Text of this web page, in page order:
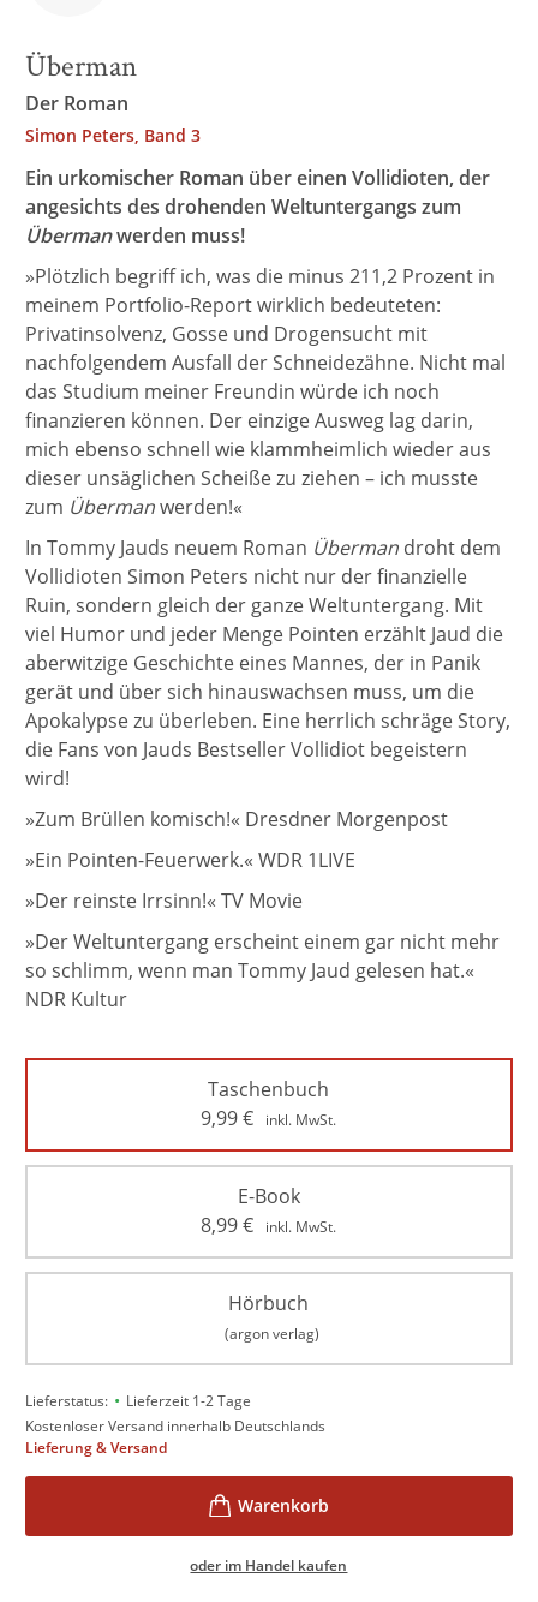
Überman
Der Roman
Simon Peters, Band 3
Ein urkomischer Roman über einen Vollidioten, der
angesichts des drohenden Weltuntergangs zum
Übermanwerden muss!
»Plötzlich begriff ich, was die minus 211,2 Prozent in
meinem Portfolio-Report wirklich bedeuteten:
Privatinsolvenz, Gosse und Drogensucht mit
nachfolgendem Ausfall der Schneidezähne. Nicht mal
das Studium meiner Freundin würde ich noch
finanzieren können. Der einzige Ausweg lag darin,
mich ebenso schnell wie klammheimlich wieder aus
dieser unsäglichen Scheiße zu ziehen – ich musste
zum Übermanwerden!«
In Tommy Jauds neuem Roman Übermandroht dem
Vollidioten Simon Peters nicht nur der finanzielle
Ruin, sondern gleich der ganze Weltuntergang. Mit
viel Humor und jeder Menge Pointen erzählt Jaud die
aberwitzige Geschichte eines Mannes, der in Panik
gerät und über sich hinauswachsen muss, um die
Apokalypse zu überleben. Eine herrlich schräge Story,
die Fans von Jauds Bestseller Vollidiot begeistern
wird!
»Zum Brüllen komisch!« Dresdner Morgenpost
»Ein Pointen-Feuerwerk.« WDR 1LIVE
»Der reinste Irrsinn!« TV Movie
»Der Weltuntergang erscheint einem gar nicht mehr
so schlimm, wenn man Tommy Jaud gelesen hat.«
NDR Kultur
Taschenbuch
9,99€ inkl. MwSt.
E-Book
8,99€ inkl. MwSt.
Hörbuch
(argon verlag)
Lieferstatus: • Lieferzeit 1-2 Tage
Kostenloser Versand innerhalb Deutschlands
Lieferung & Versand
oder im Handel kaufen